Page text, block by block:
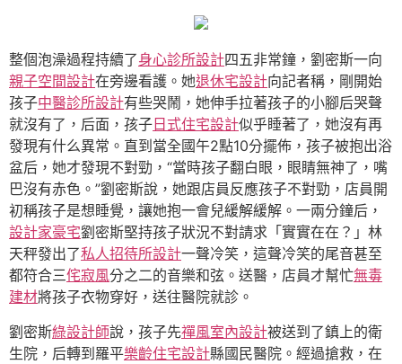
整個泡澡過程持續了身心診所設計四五非常鐘，劉密斯一向
親子空間設計在旁邊看護。她退休宅設計向記者稱，剛開始
孩子中醫診所設計有些哭鬧，她伸手拉著孩子的小腳后哭聲
就沒有了，后面，孩子 日式住宅設計似乎睡著了，她沒有再
發現有什么異常。直到當全國午2點10分擺佈，孩子被抱出浴
盆后，她才發現不對勁，“當時孩子翻白眼，眼睛無神了，嘴
巴沒有赤色。”劉密斯說，她跟店員反應孩子不對勁，店員開
初稱孩子是想睡覺，讓她抱一會兒緩解緩解。一兩分鐘后，
設計家豪宅劉密斯堅持孩子狀況不對請求「實實在在？」林
天秤發出了私人招待所設計一聲冷笑，這聲冷笑的尾音甚至
都符合三侘寂風分之二的音樂和弦。送醫，店員才幫忙無毒
建材將孩子衣物穿好，送往醫院就診。
劉密斯綠設計師說，孩子先禪風室內設計被送到了鎮上的衛
生院，后轉到羅平樂齡住宅設計縣國民醫院。經過搶救，在